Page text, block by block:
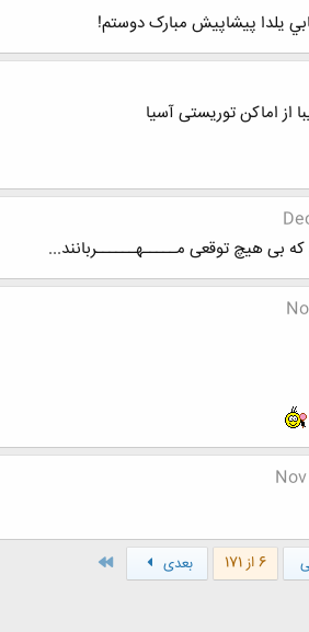
یلدا پیشاپیش مبارک دوستم!
از اماکن توریستی آسیا
بی هیچ توقعی مـــــهــــــربانند...
Nov
6 از 171 بعدی